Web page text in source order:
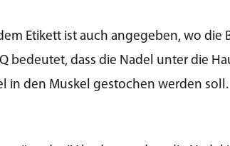
Etikett ist auch angegeben, wo
bedeutet, dass die Nadel unter die
in den Muskel gestochen werden soll.